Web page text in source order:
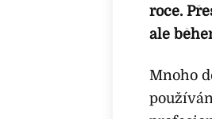
roce.
ale
Mnoho